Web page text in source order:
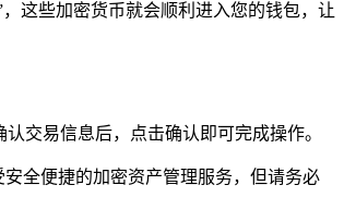
这些加密货币就会顺利进入您的钱包，让
交易信息后，点击确认即可完成操作。
安全便捷的加密资产管理服务，但请务必